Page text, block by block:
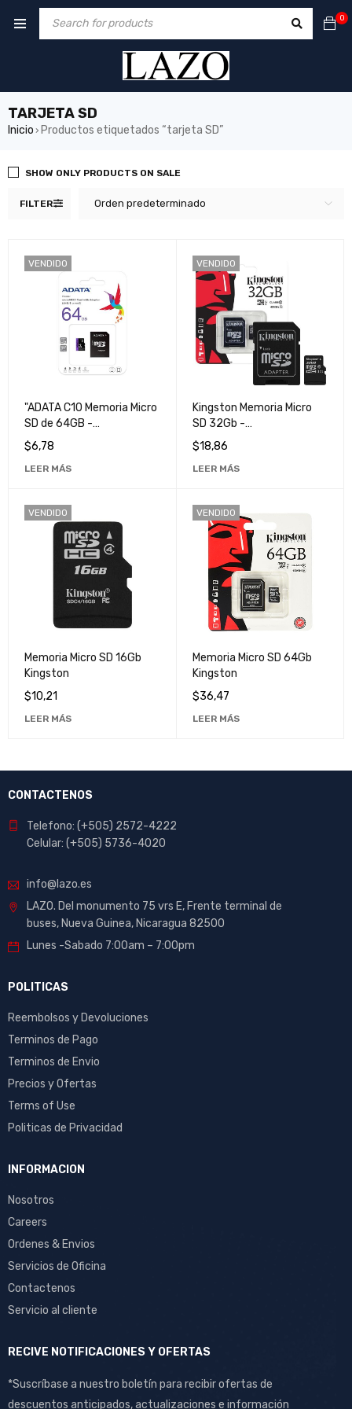
0
TARJETA SD
Inicio › Productos etiquetados “tarjeta SD”
FILTER Orden predeterminado
SHOW ONLY PRODUCTS ON SALE
VENDIDO
"ADATA C10 Memoria Micro
SD de 64GB -
Almacenamiento de Alta
Velocidad y Calidad"
$6,78
LEER MÁS
VENDIDO
Kingston Memoria Micro
SD 32Gb -
Almacenamiento de Alta
Velocidad y Calidad
Superior
$18,86
LEER MÁS
VENDIDO
Memoria Micro SD 16Gb
Kingston
$10,21
LEER MÁS
VENDIDO
Memoria Micro SD 64Gb
Kingston
$36,47
LEER MÁS
CONTACTENOS
Telefono: (+505) 2572-4222
Celular: (+505) 5736-4020
info@lazo.es
LAZO. Del monumento 75 vrs E, Frente terminal de
buses, Nueva Guinea, Nicaragua 82500
Lunes -Sabado 7:00am – 7:00pm
POLITICAS
Reembolsos y Devoluciones
Terminos de Pago
Terminos de Envio
Precios y Ofertas
Terms of Use
Politicas de Privacidad
INFORMACION
Nosotros
Careers
Ordenes & Envios
Servicios de Oficina
Contactenos
Servicio al cliente
RECIVE NOTIFICACIONES Y OFERTAS
*Suscríbase a nuestro boletín para recibir ofertas de
descuentos anticipados, actualizaciones e información